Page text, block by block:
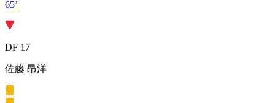
65’
DF 17
佐藤 昂洋